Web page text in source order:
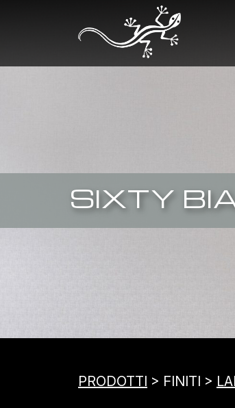
SIXTY
PRODOTTI > FINITI >